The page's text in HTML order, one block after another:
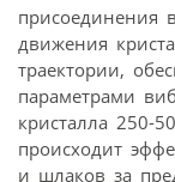
присоединения
движения
траектории,
параметрами
кристалла 250-
происходит
и шлаков за